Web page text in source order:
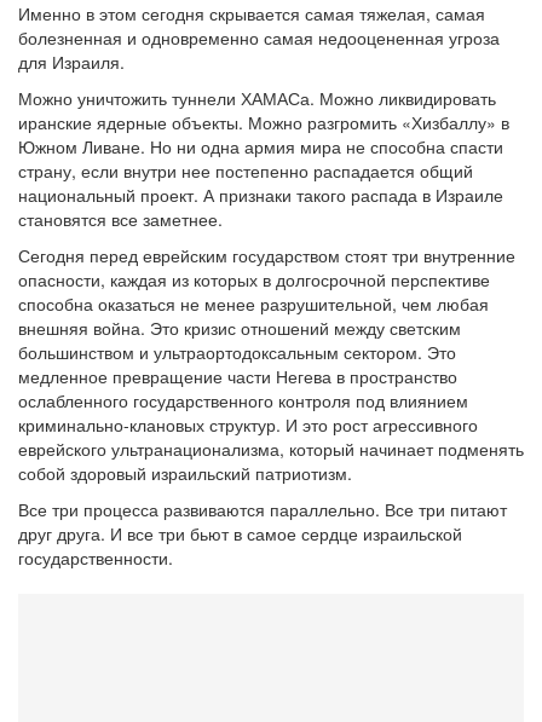
Именно в этом сегодня скрывается самая тяжелая, самая
болезненная и одновременно самая недооцененная угроза
для Израиля.
Можно уничтожить туннели ХАМАСа. Можно ликвидировать
иранские ядерные объекты. Можно разгромить «Хизбаллу» в
Южном Ливане. Но ни одна армия мира не способна спасти
страну, если внутри нее постепенно распадается общий
национальный проект. А признаки такого распада в Израиле
становятся все заметнее.
Сегодня перед еврейским государством стоят три внутренние
опасности, каждая из которых в долгосрочной перспективе
способна оказаться не менее разрушительной, чем любая
внешняя война. Это кризис отношений между светским
большинством и ультраортодоксальным сектором. Это
медленное превращение части Негева в пространство
ослабленного государственного контроля под влиянием
криминально-клановых структур. И это рост агрессивного
еврейского ультранационализма, который начинает подменять
собой здоровый израильский патриотизм.
Все три процесса развиваются параллельно. Все три питают
друг друга. И все три бьют в самое сердце израильской
государственности.